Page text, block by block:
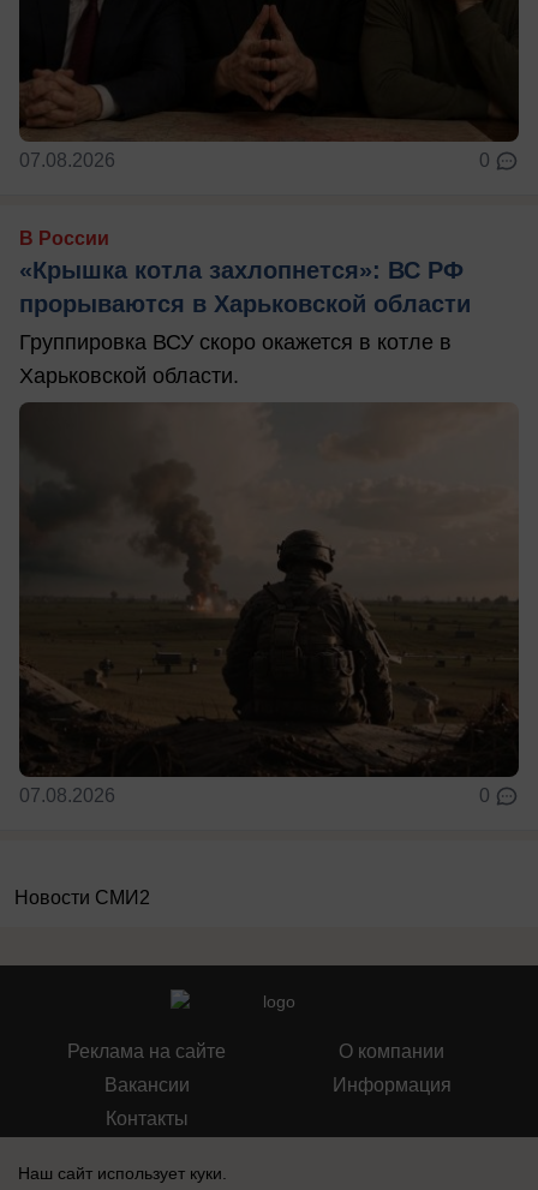
07.08.2026 0
В России
«Крышка котла захлопнется»: ВС РФ
прорываются в Харьковской области
Группировка ВСУ скоро окажется в котле в
Харьковской области.
07.08.2026 0
Новости СМИ2
Реклама на сайте
Вакансии
Контакты
О компании
Информация
Наш сайт использует куки.